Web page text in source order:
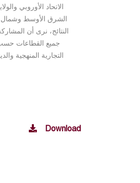
الاتحاد الأوروبي
الشرق الأوسط وشمال
النتائج، نرى أن
جميع القطاعات حسب
التجارية المنهجية
Download